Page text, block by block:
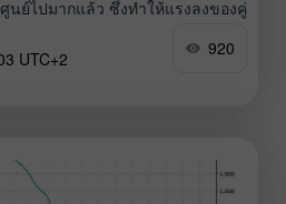
นย์ไปมากแล้ว ซึ่งทำให้แรงลงของคู่
ดับ 1.1523 ครั้งที่สองเปิดโอกาสให้
นUTC+2
920